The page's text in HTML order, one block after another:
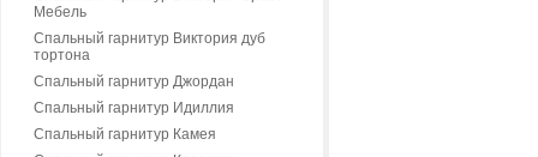
Мебель
Спальный гарнитур Виктория дуб
тортона
Спальный гарнитур Джордан
Спальный гарнитур Идиллия
Спальный гарнитур Камея